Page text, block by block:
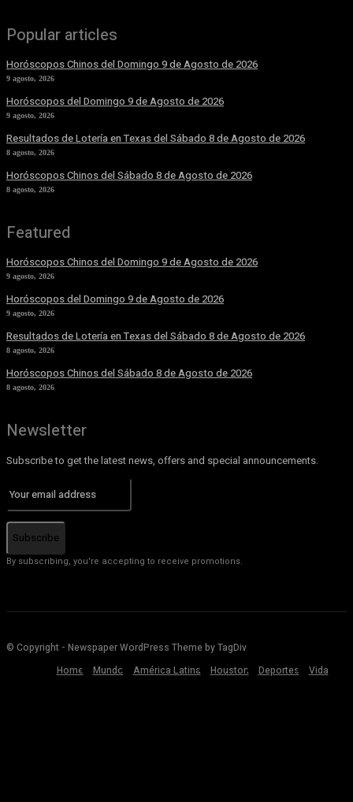
Popular articles
Horóscopos Chinos del Domingo 9 de Agosto de 2026
9 agosto, 2026
Horóscopos del Domingo 9 de Agosto de 2026
9 agosto, 2026
Resultados de Lotería en Texas del Sábado 8 de Agosto de 2026
8 agosto, 2026
Horóscopos Chinos del Sábado 8 de Agosto de 2026
8 agosto, 2026
Featured
Horóscopos Chinos del Domingo 9 de Agosto de 2026
9 agosto, 2026
Horóscopos del Domingo 9 de Agosto de 2026
9 agosto, 2026
Resultados de Lotería en Texas del Sábado 8 de Agosto de 2026
8 agosto, 2026
Horóscopos Chinos del Sábado 8 de Agosto de 2026
8 agosto, 2026
Newsletter
Subscribe to get the latest news, offers and special announcements.
Subscribe
By subscribing, you're accepting to receive promotions.
© Copyright - Newspaper WordPress Theme by TagDiv
Home
Mundo América Latina Houston Deportes Vida